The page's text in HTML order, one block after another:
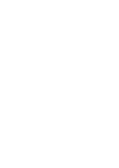
Ainoa tapa
paljastaa
matkaa